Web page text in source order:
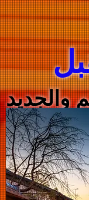
والجديد